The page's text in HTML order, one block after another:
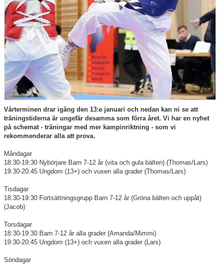
Nybörjarinformation
Sponsorer
Vårterminen drar igång den 13:e januari och nedan kan ni se att
träningstiderna är ungefär desamma som förra året. Vi har en nyhet
på schemat - träningar med mer kampinriktning - som vi
rekommenderar alla att prova.
Måndagar
18:30-19:30 Nybörjare Barn 7-12 år (vita och gula bälten) (Thomas/Lars)
19:30-20:45 Ungdom (13+) och vuxen alla grader (Thomas/Lars)
Tisdagar
18:30-19:30 Fortsättningsgrupp Barn 7-12 år (Gröna bälten och uppåt)
(Jacob)
Torsdagar
18:30-19:30 Barn 7-12 år alla grader (Amanda/Mimmi)
19:30-20:45 Ungdom (13+) och vuxen alla grader (Lars)
Söndagar